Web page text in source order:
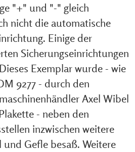
"+" und "-" gleich
nicht die automatische
Einige der
Sicherungseinrichtungen
Exemplar wurde - wie
9277 - durch den
Axel Wibel
- neben den
inzwischen weitere
Gefle besaß. Weitere